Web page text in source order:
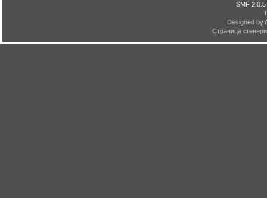
SMF 2.0.5
Designed by
Страница